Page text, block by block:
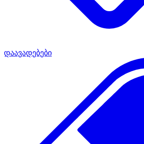
დაავადებები